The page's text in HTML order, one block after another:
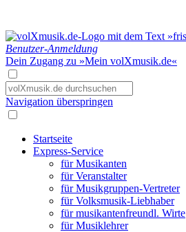
Benutzer-Anmeldung
Dein Zugang zu »Mein volXmusik.de«
Navigation überspringen
Startseite
Express-Service
für Musikanten
für Veranstalter
für Musikgruppen-Vertreter
für Volksmusik-Liebhaber
für musikantenfreundl. Wirte
für Musiklehrer